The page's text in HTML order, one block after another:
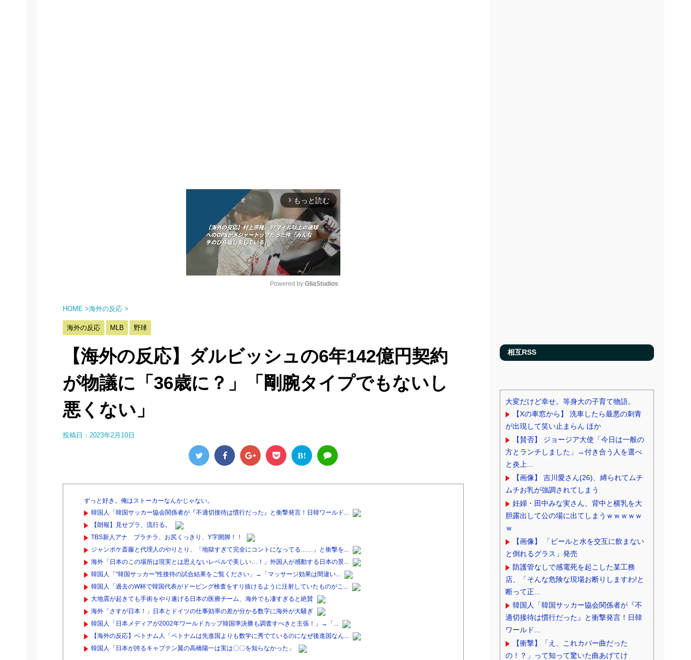
arrow_forward_ios もっと読む
e
Powered by GliaStudios
HOME >海外の反応 >
海外の反応 MLB 野球
【海外の反応】ダルビッシュの6年142億円契約
が物議に「36歳に？」「剛腕タイプでもないし
悪くない」
投稿日： 2023年2月10日
B!
ずっと好き。俺はストーカーなんかじゃない。
韓国人「韓国サッカー協会関係者が『不適切接待は慣行だった』と衝撃発言！日韓ワールド...
【朗報】見せブラ、流行る。
TBS新人アナ ブラチラ、お尻くっきり、Y字開脚！！
ジャンポケ斎藤と代理人のやりとり、「地獄すぎて完全にコントになってる……」と衝撃を...
海外「日本のこの場所は現実とは思えないレベルで美しい…！」外国人が感動する日本の景...
韓国人「“韓国サッカー”性接待の試合結果をご覧ください」→「マッサージ効果は間違い...
韓国人「過去のW杯で韓国代表がドーピング検査をすり抜けるように注射していたものがこ...
大地震が起きても手術をやり遂げる日本の医療チーム、海外でも凄すぎると絶賛
海外「さすが日本！」日本とドイツの仕事効率の差が分かる数字に海外が大騒ぎ
韓国人「日本メディアが2002年ワールドカップ韓国準決勝も調査すべきと主張！」→「...
【海外の反応】ベトナム人「ベトナムは先進国よりも数学に秀でているのになぜ後進国なん...
韓国人「日本が誇るキャプテン翼の高橋陽一は実は〇〇を知らなかった」
相互RSS
大変だけど幸せ。等身大の子育て物語。
【Xの車窓から】 洗車したら最悪の刺青
が出現して笑い止まらん ほか
【賛否】 ジョージア大使「今日は一般の
方とランチしました」→付き合う人を選べ
と炎上...
【画像】 吉川愛さん(26)、縛られてムチ
ムチお乳が強調されてしまう
妊婦・田中みな実さん、背中と横乳を大
胆露出して公の場に出てしまうｗｗｗｗｗ
ｗ
【画像】 「ビールと水を交互に飲まない
と倒れるグラス」発売
防護管なしで感電死を起こした某工務
店、「そんな危険な現場お断りしますわ!と
断って正...
韓国人「韓国サッカー協会関係者が『不
適切接待は慣行だった』と衝撃発言！日韓
ワールド...
【衝撃】「え、これカバー曲だった
の！？」って知って驚いた曲あげてけ